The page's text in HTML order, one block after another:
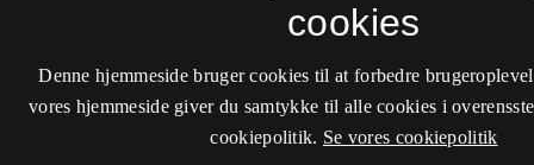
cookies
Denne hjemmeside bruger cookies til at forbedre
vores hjemmeside giver du samtykke til alle cookies i
cookiepolitik. Se vores cookiepolitik